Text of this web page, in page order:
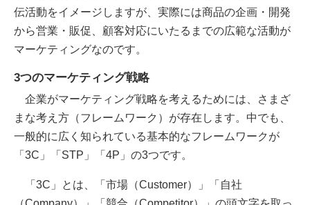
伝活動をイメージしますが、実際には商品の企画・開発
から営業・販促、顧客対応にいたるまでの広範な活動が
マーケティングなのです。
3つのマーケティング戦略
企業がマーケティング戦略を考えるためには、さまざ
まな考え方（フレームワーク）が存在します。中でも、
一般的に広く知られている基本的なフレームワークが
「3C」「STP」「4P」の3つです。
「3C」とは、「市場（Customer）」「自社